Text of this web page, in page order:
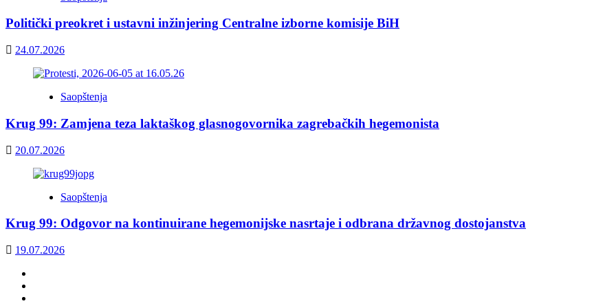
Politički preokret i ustavni inžinjering Centralne izborne komisije BiH
24.07.2026
Saopštenja
Krug 99: Zamjena teza laktaškog glasnogovornika zagrebačkih hegemonista
20.07.2026
Saopštenja
Krug 99: Odgovor na kontinuirane hegemonijske nasrtaje i odbrana državnog dostojanstva
19.07.2026